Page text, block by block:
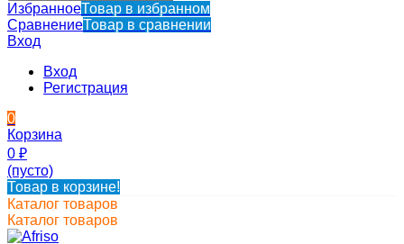
ИзбранноеТовар в избранном
СравнениеТовар в сравнении
Вход
Вход
Регистрация
0
Корзина
0 ₽
(пусто)
Товар в корзине!
Каталог товаров
Каталог товаров